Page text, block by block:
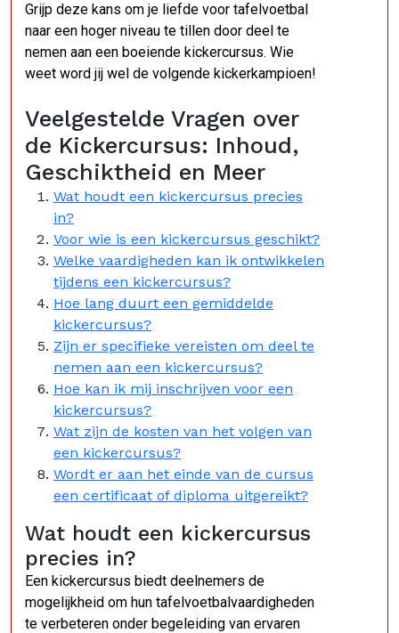
Grijp deze kans om je liefde voor tafelvoetbal
naar een hoger niveau te tillen door deel te
nemen aan een boeiende kickercursus. Wie
weet word jij wel de volgende kickerkampioen!
Veelgestelde Vragen over
de Kickercursus: Inhoud,
Geschiktheid en Meer
Wat houdt een kickercursus precies
in?
Voor wie is een kickercursus geschikt?
Welke vaardigheden kan ik ontwikkelen
tijdens een kickercursus?
Hoe lang duurt een gemiddelde
kickercursus?
Zijn er specifieke vereisten om deel te
nemen aan een kickercursus?
Hoe kan ik mij inschrijven voor een
kickercursus?
Wat zijn de kosten van het volgen van
een kickercursus?
Wordt er aan het einde van de cursus
een certificaat of diploma uitgereikt?
Wat houdt een kickercursus
precies in?
Een kickercursus biedt deelnemers de
mogelijkheid om hun tafelvoetbalvaardigheden
te verbeteren onder begeleiding van ervaren